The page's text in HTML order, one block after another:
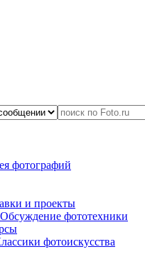
фотографий
и проекты
Обсуждение фототехники
фотоискусства